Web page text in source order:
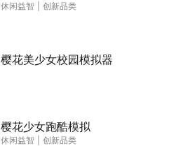
休闲益智 创新品类
樱花美少女校园模拟器
樱花少女跑酷模拟
休闲益智 创新品类